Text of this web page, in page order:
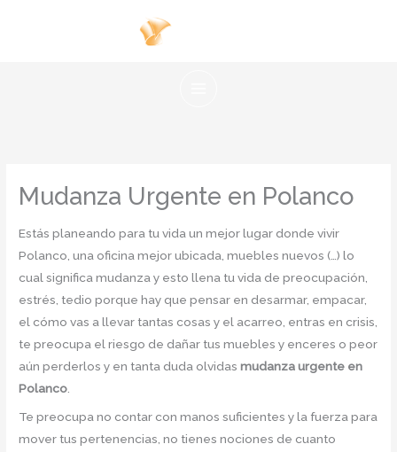
Mudanza Urgente en Polanco
Estás planeando para tu vida un mejor lugar donde vivir
Polanco, una oficina mejor ubicada, muebles nuevos (…) lo
cual significa mudanza y esto llena tu vida de preocupación,
estrés, tedio porque hay que pensar en desarmar, empacar,
el cómo vas a llevar tantas cosas y el acarreo, entras en crisis,
te preocupa el riesgo de dañar tus muebles y enceres o peor
aún perderlos y en tanta duda olvidasmudanza urgente en
Polanco
Te preocupa no contar con manos suficientes y la fuerza para
mover tus pertenencias, no tienes nociones de cuanto